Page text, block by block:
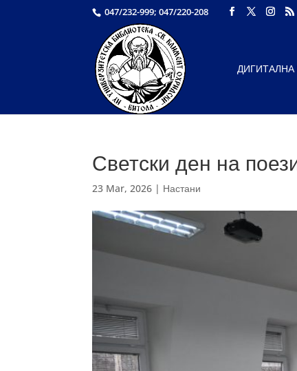
047/232-999; 047/220-208
Светски ден на
23 Mar, 2026 | Настани